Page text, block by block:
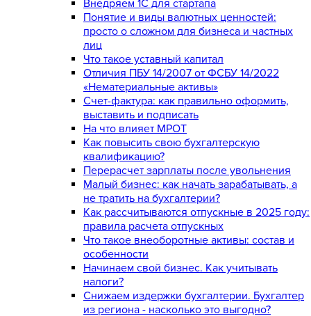
Внедряем 1С для стартапа
Понятие и виды валютных ценностей:
просто о сложном для бизнеса и частных
лиц
Что такое уставный капитал
Отличия ПБУ 14/2007 от ФСБУ 14/2022
«Нематериальные активы»
Счет-фактура: как правильно оформить,
выставить и подписать
На что влияет МРОТ
Как повысить свою бухгалтерскую
квалификацию?
Перерасчет зарплаты после увольнения
Малый бизнес: как начать зарабатывать, а
не тратить на бухгалтерии?
Как рассчитываются отпускные в 2025 году:
правила расчета отпускных
Что такое внеоборотные активы: состав и
особенности
Начинаем свой бизнес. Как учитывать
налоги?
Снижаем издержки бухгалтерии. Бухгалтер
из региона - насколько это выгодно?